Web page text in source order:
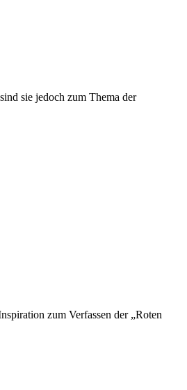
sie jedoch zum Thema der
zum Verfassen der „Roten